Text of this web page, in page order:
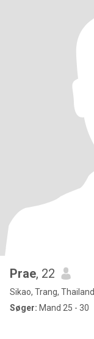
Prae, 22
Sikao, Trang, Thailand
Søger: Mand 25 - 30